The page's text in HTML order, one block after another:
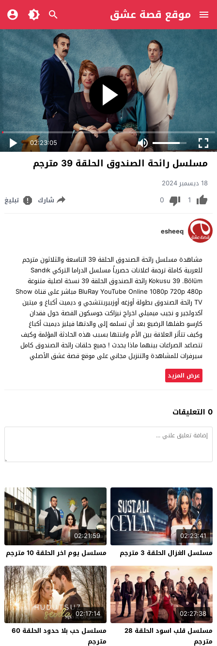
موقع قصة عشق
02:23:05
مسلسل رائحة الصندوق الحلقة 39 مترجم
18 ديسمبر 2024
1
0 شارك تبليغ
esheeq
مشاهدة مسلسل رائحة الصندوق الحلقة 39 التاسعة والثلاثون مترجم
للعربية كاملة ترجمة اعلانات حصرياً مسلسل الدراما التركي Sandık
Kokusu 39 .Bölüm رائحة الصندوق الحلقة 39 نسخة اصلية متنوعة
BluRay YouTube Online 1080p 720p 480p مباشر على قناة Show
TV رائحة الصندوق بطولة أوزغه أوزبيرينتشجي و ديميت أكباغ و ميتين
آكدولجير و نجيب ميميلي اخراج نيزاكت جوسكون القصة حول فقدان
كارسو طفلها الرضيع بعد أن تسلمه إلى والدتها فيليز ديميت أكباغ
وكيف تتأثر العلاقة بين الأم وابنتها بسبب هذه الحادثة المؤلمة وكيف
تتصاعد الصراعات بينهما ماذا يحدث ! جميع حلقات رائحة الصندوق كامل
سيرفرات للمشاهدة والتنزيل مجاني على موقع قصة عشق الأصلي
عرض المزيد
0 التعليقات
02:23:41
مسلسل الغزال الحلقة 3 مترجم
02:21:59
مسلسل يوم اخر الحلقة 10 مترجم
02:27:38
مسلسل قلب اسود الحلقة 28
مترجم
02:17:14
مسلسل حب بلا حدود الحلقة 60
مترجم